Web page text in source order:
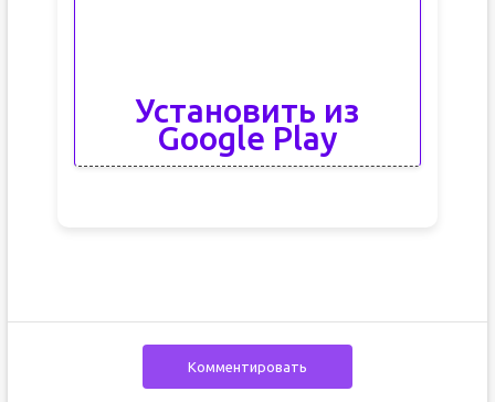
Установить из
Google Play
Комментировать